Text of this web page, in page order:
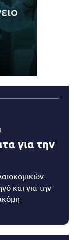
για την
και για την